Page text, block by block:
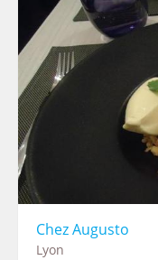
Chez Augusto
Lyon